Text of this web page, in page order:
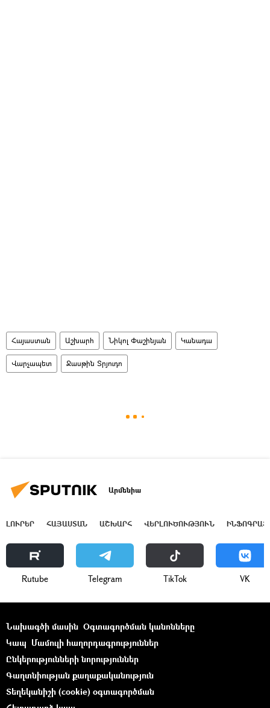
Հայաստան Աշխարհ Նիկոլ Փաշինյան Կանադա
Վարչապետ Ջասթին Տրյուդո
Արմենիա
ԼՈՒՐԵՐ ՀԱՅԱՍՏԱՆ ԱՇԽԱՐՀ ՎԵՐԼՈՒԾՈՒԹՅՈՒՆ
Rutube Telegram ТikТоk VK
Նախագծի մասին Օգտագործման կանոնները
Կապ Մամուլի հաղորդագրություններ
Ընկերությունների նորություններ
Գաղտնիության քաղաքականություն
Տեղեկանիշի (cookie) օգտագործման